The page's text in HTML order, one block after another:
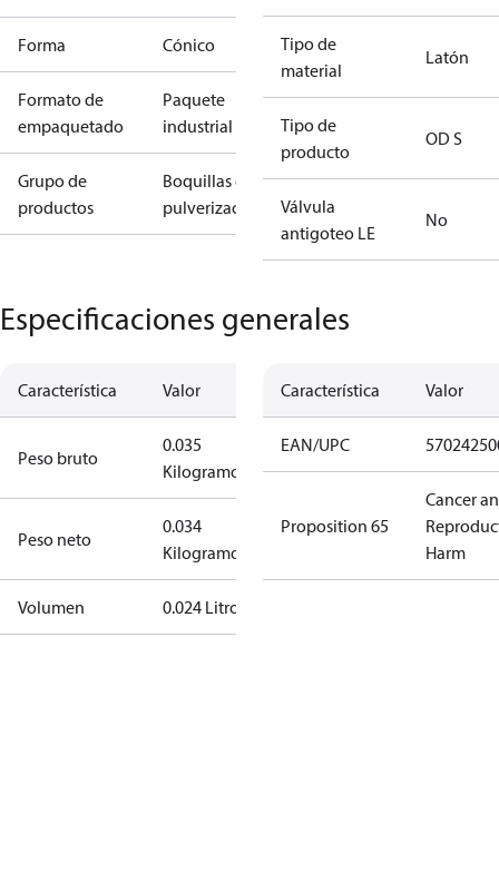
Forma Cónico
Formato de
empaquetado
Paquete
industrial
Grupo de
productos
Boquillas de
pulverización
Tipo de
material
Latón
Tipo de
producto
OD S
Válvula
antigoteo LE
No
Especificaciones generales
Característica Valor
Peso bruto
0.035
Kilogramo
Peso neto
0.034
Kilogramo
Volumen 0.024 Litro
Característica Valor
EAN/UPC
Proposition 65
Cancer
Harm